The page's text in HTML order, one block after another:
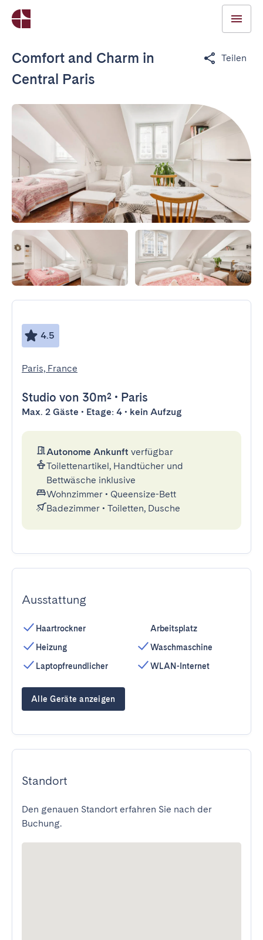
Comfort and Charm in
Central Paris
Teilen
4.5
Paris, France
Studio von 30m² • Paris
Max. 2 Gäste • Etage: 4 • kein Aufzug
Autonome Ankunft verfügbar
Toilettenartikel, Handtücher und
Bettwäsche inklusive
Wohnzimmer • Queensize-Bett
Badezimmer • Toiletten, Dusche
Ausstattung
Haartrockner
Heizung
Laptopfreundlicher
Arbeitsplatz
Waschmaschine
WLAN-Internet
Alle Geräte anzeigen
Standort
Den genauen Standort erfahren Sie nach der
Buchung.